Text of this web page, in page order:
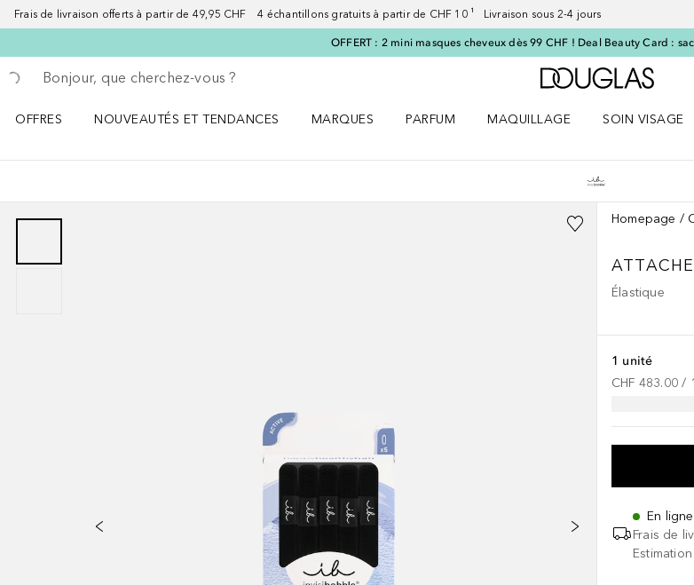
Frais de livraison offerts à partir de 49,95 CHF 4 échantillons gratuits à partir de CHF 10 ¹ Livraison sous 2-4 jours
OFFERT : 2 mini masques cheveux dès 99 CHF ! Deal Beauty Card :
Retourner
Exécuter la recherche
Vers
OFFRES
NOUVEAUTÉS ET TENDANCES
MARQUES
PARFUM
MAQUILLAGE
SOIN VISAGE
Homepage
Élastique
1 unité
CHF 483.00 /
En ligne
Frais de